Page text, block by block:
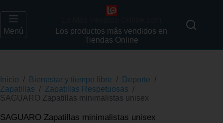
Menú
Los productos más vendidos en
Tiendas Online
Inicio / Bienestar y tiempo libre / Deporte /
Zapatillas / Zapatillas Respetuosas /
SAGUARO Zapatillas minimalistas unisex
SAGUARO Zapatillas minimalistas unisex